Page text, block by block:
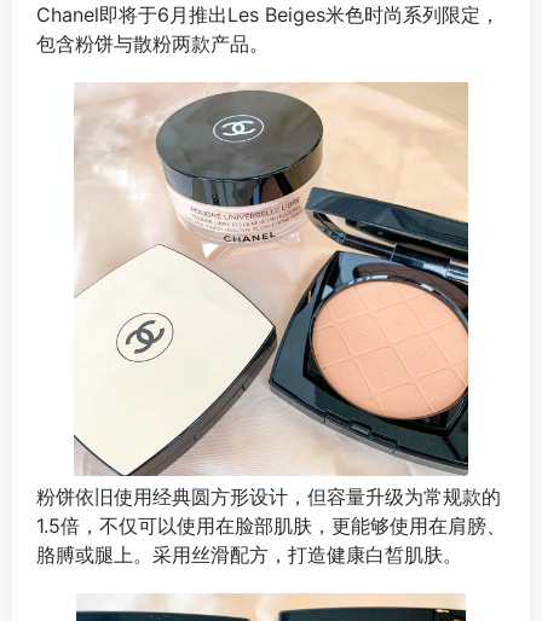
Chanel即将于6月推出Les Beiges米色时尚系列限定，
包含粉饼与散粉两款产品。
粉饼依旧使用经典圆方形设计，但容量升级为常规款的
1.5倍，不仅可以使用在脸部肌肤，更能够使用在肩膀、
胳膊或腿上。采用丝滑配方，打造健康白皙肌肤。